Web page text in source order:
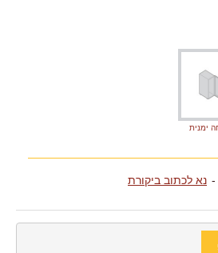
- נא לכתוב ביקורת
ימנית